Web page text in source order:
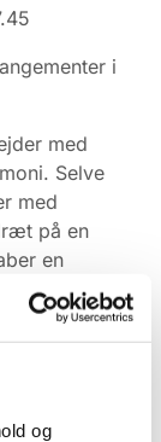
og
i
med
Selve
med
på en
en
måtte,
ro i